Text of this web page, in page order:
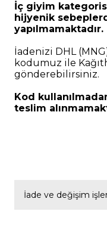
İç giyim
hijyenik
yapılmamaktadır.
İadenizi DHL
kodumuz ile
gönderebilirsiniz.
Kod
teslim
İade ve değişim